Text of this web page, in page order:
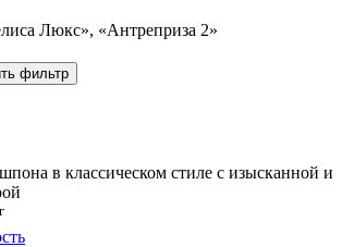
Люкс», «Антреприза 2»
фильтр
в классическом стиле с изысканной и